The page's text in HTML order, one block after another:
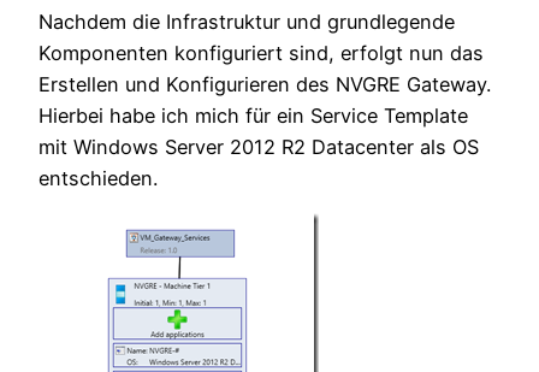
Nachdem die Infrastruktur und grundlegende
Komponenten konfiguriert sind, erfolgt nun das
Erstellen und Konfigurieren des NVGRE Gateway.
Hierbei habe ich mich für ein Service Template
mit Windows Server 2012 R2 Datacenter als OS
entschieden.